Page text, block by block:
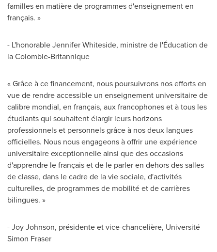
familles en matière de programmes d'enseignement en
français. »
- L'honorableJennifer Whiteside, ministre de l'Éducation de
la Colombie-Britannique
« Grâce à ce financement, nous poursuivrons nos efforts en
vue de rendre accessible un enseignement universitaire de
calibre mondial, en français, aux francophones et à tous les
étudiants qui souhaitent élargir leurs horizons
professionnels et personnels grâce à nos deux langues
officielles. Nous nous engageons à offrir une expérience
universitaire exceptionnelle ainsi que des occasions
d'apprendre le français et de le parler en dehors des salles
de classe, dans le cadre de la vie sociale, d'activités
culturelles, de programmes de mobilité et de carrières
bilingues. »
-Joy Johnson, présidente et vice-chancelière, Université
Simon Fraser